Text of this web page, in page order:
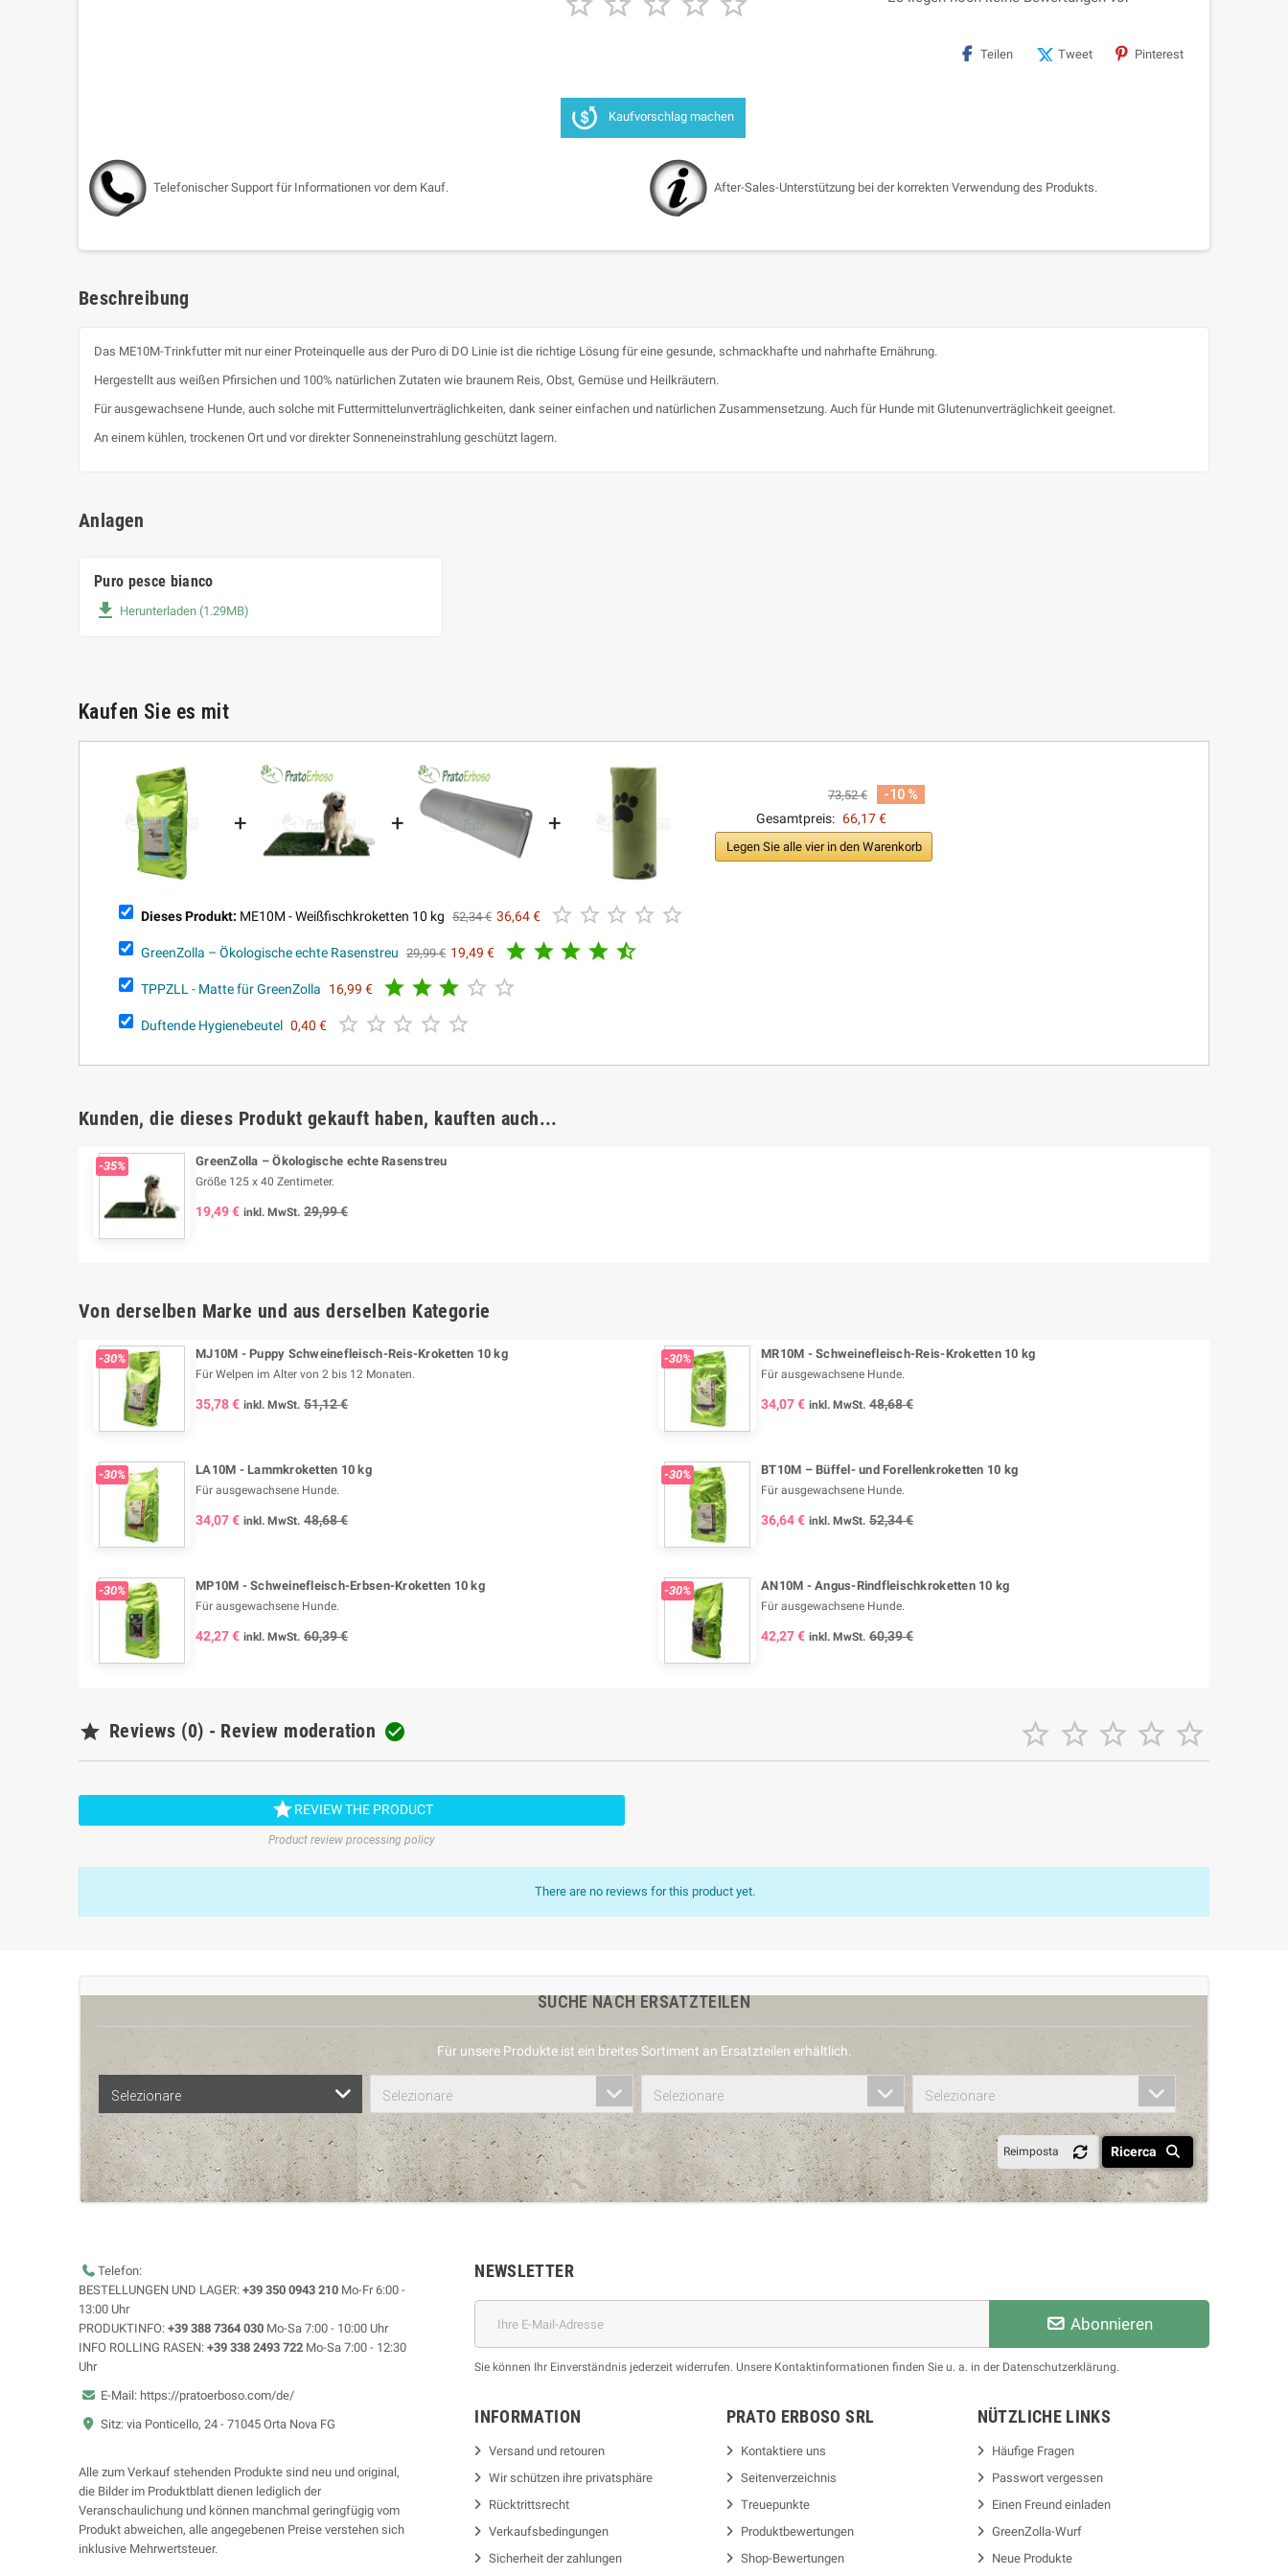
Teilen Tweet Pinterest
Kaufvorschlag machen
Telefonischer Support für Informationen vor dem Kauf. After-Sales-Unterstützung bei der korrekten Verwendung des Produkts.
Beschreibung
Das ME10M-Trinkfutter mit nur einer Proteinquelle aus der Puro di DO Linie ist die richtige Lösung für eine gesunde, schmackhafte und nahrhafte Ernährung.
Hergestellt aus weißen Pfirsichen und 100% natürlichen Zutaten wie braunem Reis, Obst, Gemüse und Heilkräutern.
Für ausgewachsene Hunde, auch solche mit Futtermittelunverträglichkeiten, dank seiner einfachen und natürlichen Zusammensetzung. Auch für Hunde mit Glutenunverträglichkeit geeignet.
An einem kühlen, trockenen Ort und vor direkter Sonneneinstrahlung geschützt lagern.
Anlagen
Puro pesce bianco
file_download Herunterladen (1.29MB)
Kaufen Sie es mit
+ + +
73,52 €
-10 %
Gesamtpreis: 66,17 €
Legen Sie alle vier in den Warenkorb
Dieses Produkt: ME10M - Weißfischkroketten 10 kg 52,34 € 36,64 €     
GreenZolla – Ökologische echte Rasenstreu 29,99 € 19,49 €     
TPPZLL - Matte für GreenZolla 16,99 €     
Duftende Hygienebeutel 0,40 €     
Kunden, die dieses Produkt gekauft haben, kauften auch...
-35% GreenZolla – Ökologische echte Rasenstreu
Größe 125 x 40 Zentimeter.
19,49 € inkl. MwSt. 29,99 €
Von derselben Marke und aus derselben Kategorie
-30% MJ10M - Puppy Schweinefleisch-Reis-Kroketten 10 kg
Für Welpen im Alter von 2 bis 12 Monaten.
35,78 € inkl. MwSt. 51,12 €
-30% MR10M - Schweinefleisch-Reis-Kroketten 10 kg
Für ausgewachsene Hunde.
34,07 € inkl. MwSt. 48,68 €
-30% LA10M - Lammkroketten 10 kg
Für ausgewachsene Hunde.
34,07 € inkl. MwSt. 48,68 €
-30% BT10M – Büffel- und Forellenkroketten 10 kg
Für ausgewachsene Hunde.
36,64 € inkl. MwSt. 52,34 €
-30% MP10M - Schweinefleisch-Erbsen-Kroketten 10 kg
Für ausgewachsene Hunde.
42,27 € inkl. MwSt. 60,39 €
-30% AN10M - Angus-Rindfleischkroketten 10 kg
Für ausgewachsene Hunde.
42,27 € inkl. MwSt. 60,39 €
 Reviews (0) - Review moderation      
REVIEW THE PRODUCT
Product review processing policy
There are no reviews for this product yet.
SUCHE NACH ERSATZTEILEN
Für unsere Produkte ist ein breites Sortiment an Ersatzteilen erhältlich.
Selezionare Selezionare Selezionare Selezionare
Reimposta Ricerca
Telefon:
BESTELLUNGEN UND LAGER: +39 350 0943 210 Mo-Fr 6:00 -
13:00 Uhr
PRODUKTINFO: +39 388 7364 030 Mo-Sa 7:00 - 10:00 Uhr
INFO ROLLING RASEN: +39 338 2493 722 Mo-Sa 7:00 - 12:30
Uhr
E-Mail: https://pratoerboso.com/de/
Sitz: via Ponticello, 24 - 71045 Orta Nova FG
Alle zum Verkauf stehenden Produkte sind neu und original,
die Bilder im Produktblatt dienen lediglich der
Veranschaulichung und können manchmal geringfügig vom
Produkt abweichen, alle angegebenen Preise verstehen sich
inklusive Mehrwertsteuer.
NEWSLETTER
Abonnieren
Sie können Ihr Einverständnis jederzeit widerrufen. Unsere Kontaktinformationen finden Sie u. a. in der Datenschutzerklärung.
INFORMATION
Versand und retouren
Wir schützen ihre privatsphäre
Rücktrittsrecht
Verkaufsbedingungen
Sicherheit der zahlungen
PRATO ERBOSOSRL
Kontaktiere uns
Seitenverzeichnis
Treuepunkte
Produktbewertungen
Shop-Bewertungen
NÜTZLICHE LINKS
Häufige Fragen
Passwort vergessen
Einen Freund einladen
GreenZolla-Wurf
Neue Produkte